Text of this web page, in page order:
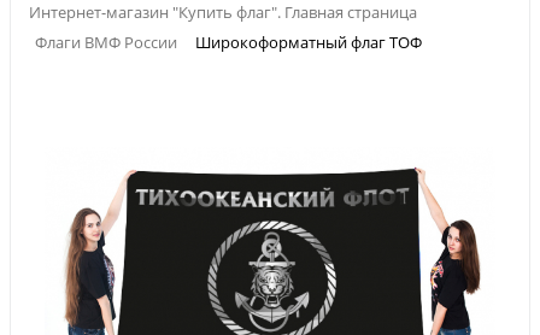
Интернет-магазин "Купить флаг". Главная страница
Флаги ВМФ России
Широкоформатный флаг ТОФ